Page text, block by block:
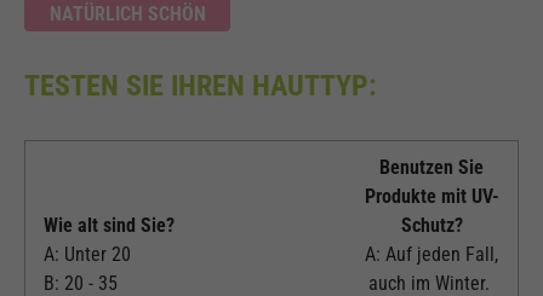
NATÜRLICH SCHÖN
TESTEN SIE IHREN HAUTTYP:
Wie alt sind Sie?
A: Unter 20
B: 20 - 35
Benutzen Sie
Produkte mit UV-
Schutz?
A: Auf jeden Fall,
auch im Winter.